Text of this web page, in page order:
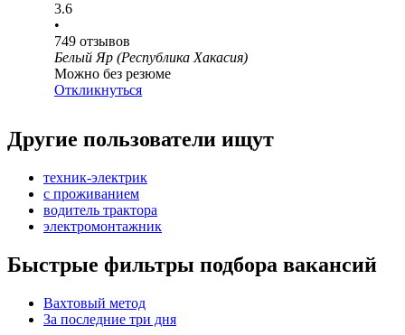
3.6
•
749 отзывов
Белый Яр (Республика Хакасия)
Можно без резюме
Откликнуться
Другие пользователи ищут
техник-электрик
с проживанием
водитель трактора
электромонтажник
Быстрые фильтры подбора вакансий
Вахтовый метод
За последние три дня